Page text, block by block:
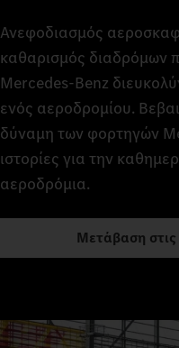
Ανεφοδιασμός
καθαρισμός διαδρόμων
Mercedes‑Benz
ενός αεροδρομίου.
δύναμη των φορτηγών
ιστορίες για την
αεροδρόμια.
Μετάβαση στις